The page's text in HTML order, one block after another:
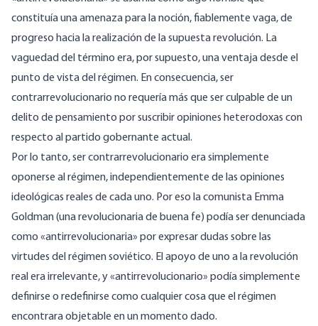
constituía una amenaza para la noción, fiablemente vaga, de
progreso hacia la realización de la supuesta revolución. La
vaguedad del término era, por supuesto, una ventaja desde el
punto de vista del régimen. En consecuencia, ser
contrarrevolucionario no requería más que ser culpable de un
delito de pensamiento por suscribir opiniones heterodoxas con
respecto al partido gobernante actual.
Por lo tanto, ser contrarrevolucionario era simplemente
oponerse al régimen, independientemente de las opiniones
ideológicas reales de cada uno. Por eso la comunista Emma
Goldman (una revolucionaria de buena fe) podía serdenunciada
como «antirrevolucionaria» por expresar dudas sobre las
virtudes del régimen soviético. El apoyo de uno a la revolución
real era irrelevante, y «antirrevolucionario» podía simplemente
definirse o redefinirse como cualquier cosa que el régimen
encontrara objetable en un momento dado.